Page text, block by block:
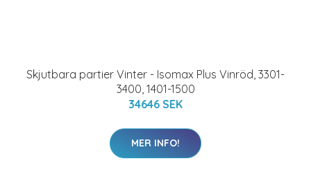
Skjutbara partier Vinter - Isomax Plus Vinröd, 3301-
3400, 1401-1500
34646 SEK
MER INFO!